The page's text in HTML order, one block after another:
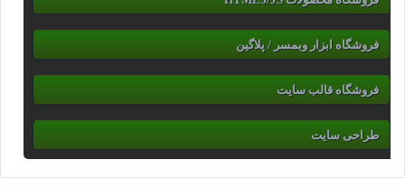
فروشگاه ابزار وبمسر / پلاگین
فروشگاه قالب سایت
طراحی سایت